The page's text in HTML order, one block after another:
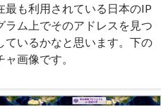
最も利用されている日本のIP
ラム上でそのアドレスを見つ
ているかなと思います。下の
画像です。